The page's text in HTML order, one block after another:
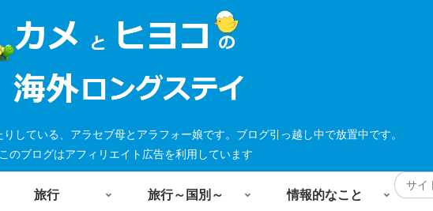
している、アラセブ母とアラフォー娘です。ブログ引っ越し中で放置中です。
このブログはアフィリエイト広告を利用しています
旅行 旅行～国別～ 情報的なこと